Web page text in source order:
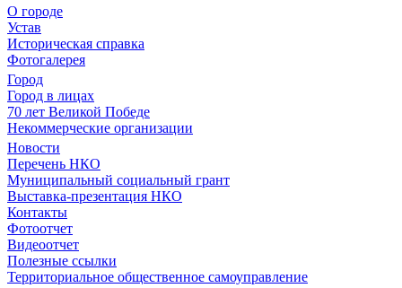
О городе
Устав
Историческая справка
Фотогалерея
Город
Город в лицах
70 лет Великой Победе
Некоммерческие организации
Новости
Перечень НКО
Муниципальный социальный грант
Выставка-презентация НКО
Контакты
Фотоотчет
Видеоотчет
Полезные ссылки
Территориальное общественное самоуправление